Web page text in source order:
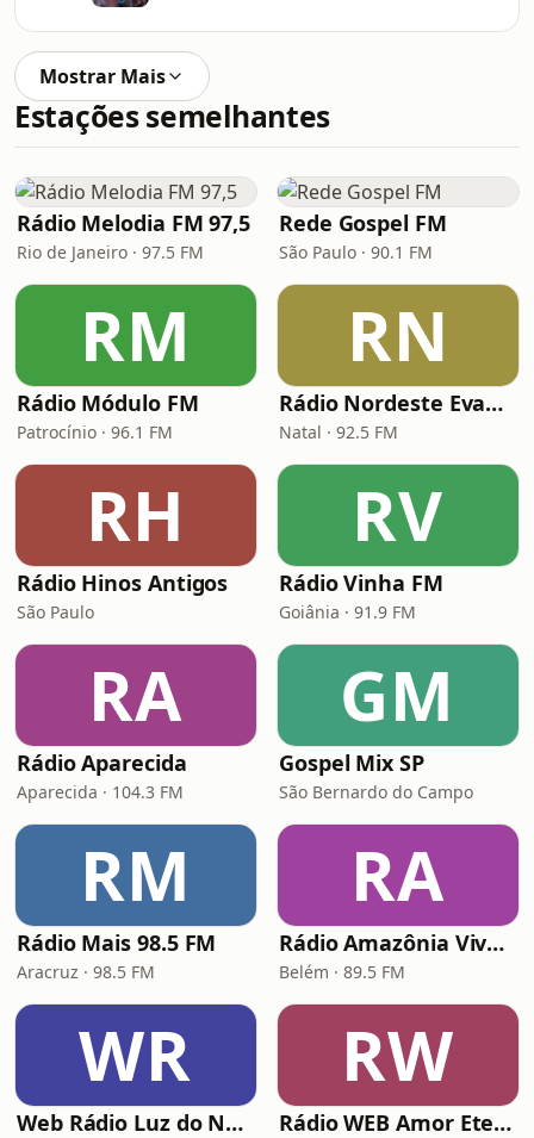
Mostrar Mais
Estações semelhantes
Rádio Melodia FM 97,5
Rio de Janeiro · 97.5 FM
Rede Gospel FM
São Paulo · 90.1 FM
RM
Rádio Módulo FM
Patrocínio · 96.1 FM
RN
Rádio Nordeste Evangélica
Natal · 92.5 FM
RH
Rádio Hinos Antigos
São Paulo
RV
Rádio Vinha FM
Goiânia · 91.9 FM
RA
Rádio Aparecida
Aparecida · 104.3 FM
GM
Gospel Mix SP
São Bernardo do Campo
RM
Rádio Mais 98.5 FM
Aracruz · 98.5 FM
RA
Rádio Amazônia Viva FM
Belém · 89.5 FM
WR
Web Rádio Luz do Nordeste
RW
Rádio WEB Amor Eterno